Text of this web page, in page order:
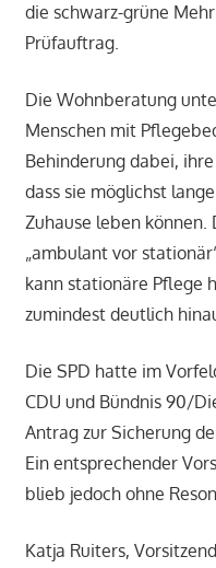
die schwarz-grüne
Prüfauftrag.
Die Wohnberatung
Menschen mit
Behinderung dabei,
dass sie möglichst
Zuhause leben
„ambulant vor
kann stationäre Pflege
zumindest deutlich
Die SPD hatte im
CDU und Bündnis 90/
Antrag zur Sicherung
Ein entsprechender
blieb jedoch ohne
Katja Ruiters,